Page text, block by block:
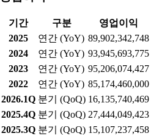
기간 구분 영업이익
2025
연간 (YoY) 89,902,342,748
2024
연간 (YoY) 93,945,693,775
2023
연간 (YoY) 95,206,074,427
2022
연간 (YoY) 85,174,460,000
2026.1Q 분기 (QoQ) 16,135,740,469
2025.4Q 분기 (QoQ) 27,444,049,423
2025.3Q 분기 (QoQ) 15,107,237,458